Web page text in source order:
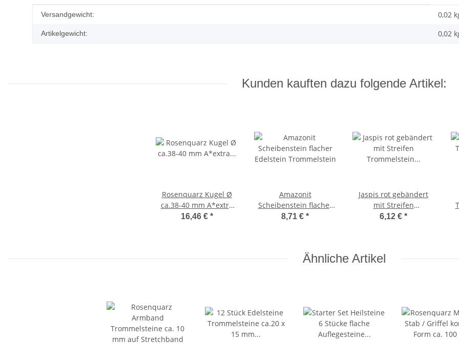
Produkteigenschaft
Wert
Versandgewicht: 0,02
Artikelgewicht: 0,02
Kunden kauften dazu folgende Artikel:
Rosenquarz Kugel Ø
ca.38-40 mm A*extra
Qualität aus
16,46 € *
Amazonit
Scheibenstein flacher
Edelstein Trommelstein
8,71 € *
Jaspis rot gebändert
mit Streifen
Trommelstein
6,12 € *
Ähnliche Artikel